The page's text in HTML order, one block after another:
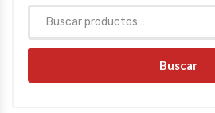
Buscar